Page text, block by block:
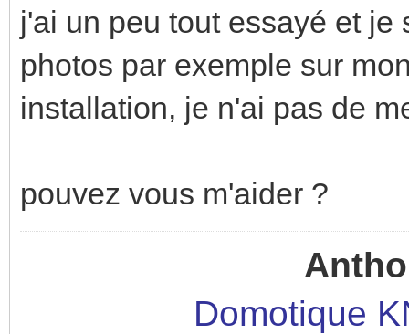
j'ai un peu tout essayé et
photos par exemple sur
installation, je n'ai pas de
pouvez vous m'aider ?
Domotique